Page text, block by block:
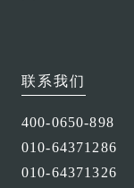
联系我们
400-0650-898
010-64371286
010-64371326